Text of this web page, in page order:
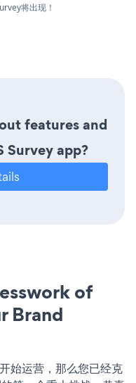
将出现！
features and
Survey app?
of
Brand
始运营，那么您已经克